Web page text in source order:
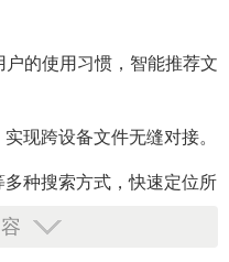
的使用习惯，智能推荐文
现跨设备文件无缝对接。
种搜索方式，快速定位所